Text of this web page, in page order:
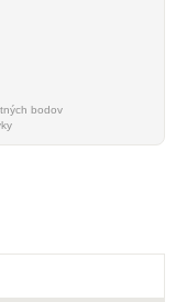
získate po zaplatení 2 Vernostných bodov